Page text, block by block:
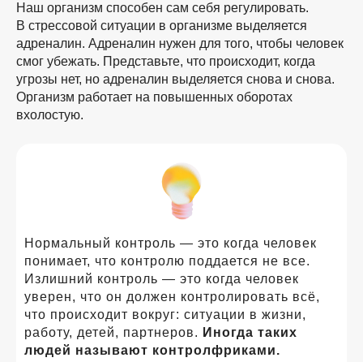
Наш организм способен сам себя регулировать.
В стрессовой ситуации в организме выделяется
адреналин. Адреналин нужен для того, чтобы человек
смог убежать. Представьте, что происходит, когда
угрозы нет, но адреналин выделяется снова и снова.
Организм работает на повышенных оборотах
вхолостую.
Нормальный контроль — это когда человек
понимает, что контролю поддается не все.
Излишний контроль — это когда человек
уверен, что он должен контролировать всё,
что происходит вокруг: ситуации в жизни,
работу, детей, партнеров. Иногда таких
людей называют контролфриками.